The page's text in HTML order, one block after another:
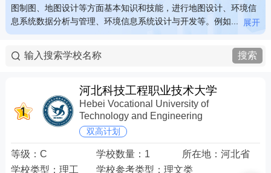
图制图、地图设计等方面基本知识和技能，进行地图设计、环境信
息系统数据分析与管理、环境信息系统设计与开发等。例如...
环境信息技术主要研究环境地理信息系统、空间信息技术、数字地
图制图、地图设计等方面基本知识和技能，进行地图设计、环境信
息系统数据分析与管理、环境信息系统设计与开发等。例如：地图
染数据等环境信息的监测与数据处理，环境工程的规划与设计等。
关键词：地图 地形 污染数据 环境工程
展开
图制图、地图设计等方面基本知识和技能，进行地图设计、环境信
息系统数据分析与管理、环境信息系统设计与开发等。例如...
环境信息技术主要研究环境地理信息系统、空间信息技术、数字地
图制图、地图设计等方面基本知识和技能，进行地图设计、环境信
息系统数据分析与管理、环境信息系统设计与开发等。例如：地图
染数据等环境信息的监测与数据处理，环境工程的规划与设计等。
关键词：地图 地形 污染数据 环境工程
展开
搜索
河北科技工程职业技术大学
Hebei Vocational University of
Technology and Engineering
双高计划
等级： C 学校数量： 1 所在地： 河北省
学校类型： 理工 学校参考类型：理文类